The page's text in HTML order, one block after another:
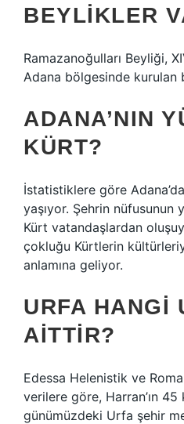
BEYLIKLER
Ramazanoğulları Beyliği,
Adana bölgesinde kurulan
ADANA’NIN
KÜRT?
İstatistiklere göre
yaşıyor. Şehrin nüfusunun
Kürt vatandaşlardan
çokluğu Kürtlerin
anlamına geliyor.
URFA HANGI
AITTIR?
Edessa Helenistik ve
verilere göre, Harran’ın
günümüzdeki Urfa şehir